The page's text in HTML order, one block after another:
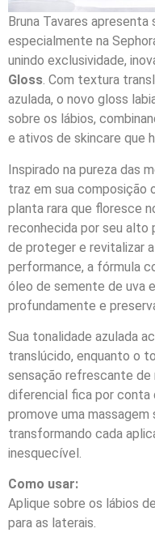
Bruna Tavares
especialmente na
unindo exclusividade,
Gloss. Com textura
azulada, o novo gloss
sobre os lábios,
e ativos de skincare que
Inspirado na pureza das
traz em sua composição
planta rara que floresce
reconhecida por seu alto
de proteger e revitalizar
performance, a fórmula
óleo de semente de uva
profundamente e
Sua tonalidade azulada
translúcido, enquanto o
sensação refrescante de
diferencial fica por conta
promove uma
transformando cada
inesquecível.
Como usar:
Aplique sobre os lábios
para as laterais.